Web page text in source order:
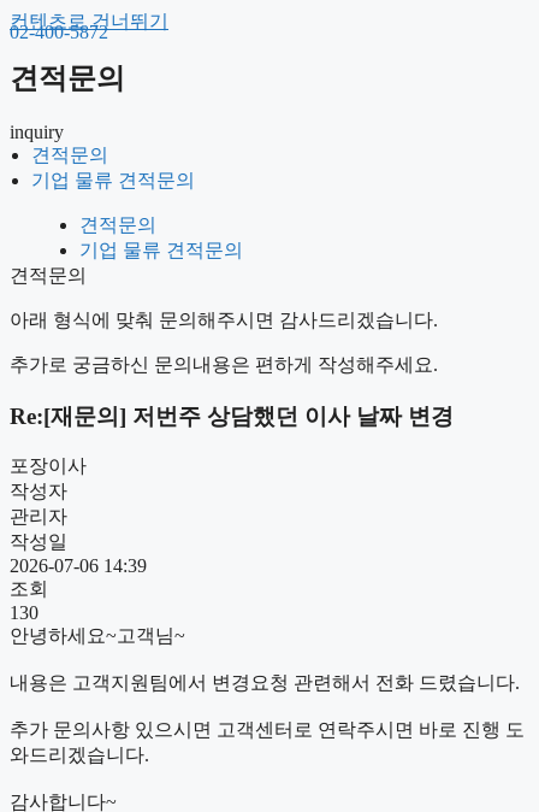
컨텐츠로 건너뛰기
견적문의
기업 물류 견적문의
02-400-5872
견적문의
inquiry
견적문의
기업 물류 견적문의
견적문의
기업 물류 견적문의
견적문의
아래 형식에 맞춰 문의해주시면 감사드리겠습니다.
추가로 궁금하신 문의내용은 편하게 작성해주세요.
Re:[재문의] 저번주 상담했던 이사 날짜 변경
포장이사
작성자
관리자
작성일
2026-07-06 14:39
조회
130
안녕하세요~고객님~
내용은 고객지원팀에서 변경요청 관련해서 전화 드렸습니다.
추가 문의사항 있으시면 고객센터로 연락주시면 바로 진행 도
와드리겠습니다.
감사합니다~